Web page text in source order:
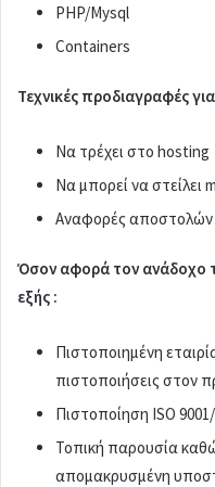
PHP/Mysql
Containers
Τεχνικές προδιαγραφές
Να τρέχει στο hosting
Να μπορεί να στείλει
Αναφορές αποστολών
Όσον αφορά τον ανάδοχο
εξής :
Πιστοποιημένη
πιστοποιήσεις στον
Πιστοποίηση ISO
Τοπική παρουσία
απομακρυσμένη